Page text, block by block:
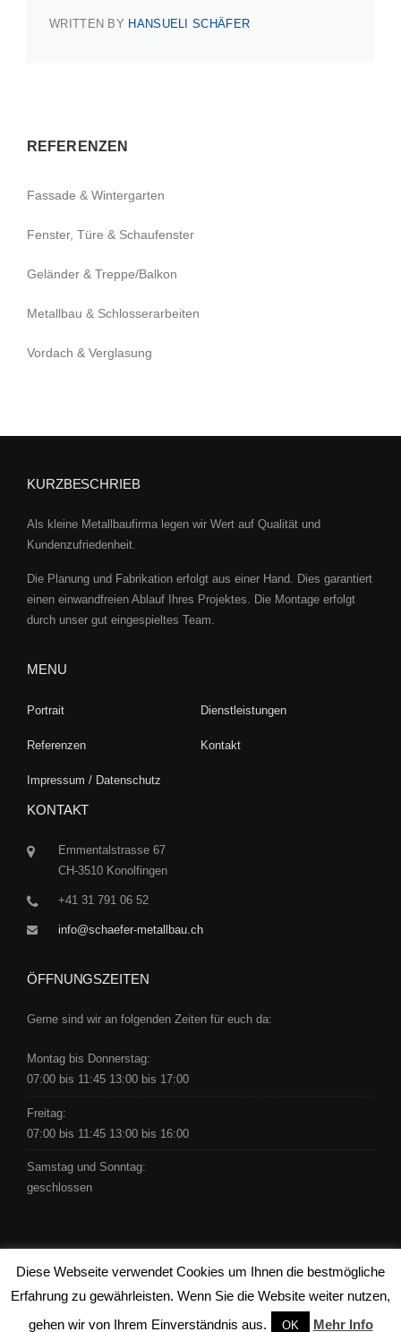
WRITTEN BY HANSUELI SCHÄFER
REFERENZEN
Fassade & Wintergarten
Fenster, Türe & Schaufenster
Geländer & Treppe/Balkon
Metallbau & Schlosserarbeiten
Vordach & Verglasung
KURZBESCHRIEB
Als kleine Metallbaufirma legen wir Wert auf Qualität und
Kundenzufriedenheit.
Die Planung und Fabrikation erfolgt aus einer Hand. Dies garantiert
einen einwandfreien Ablauf Ihres Projektes. Die Montage erfolgt
durch unser gut eingespieltes Team.
MENU
Portrait Dienstleistungen
Referenzen Kontakt
Impressum / Datenschutz
KONTAKT
Emmentalstrasse 67
CH-3510 Konolfingen
+41 31 791 06 52
info@schaefer-metallbau.ch
ÖFFNUNGSZEITEN
Gerne sind wir an folgenden Zeiten für euch da:
Montag bis Donnerstag:
07:00 bis 11:45 13:00 bis 17:00
Freitag:
07:00 bis 11:45 13:00 bis 16:00
Samstag und Sonntag:
geschlossen
Copyright © 2016 by Schäfer -clicdesign ag
Diese Webseite verwendet Cookies um Ihnen die bestmögliche
Erfahrung zu gewährleisten. Wenn Sie die Website weiter nutzen,
gehen wir von Ihrem Einverständnis aus.
OK Mehr Info